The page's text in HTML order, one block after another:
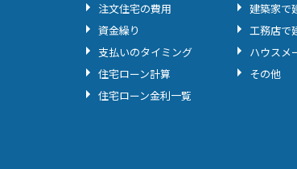
注文住宅の費用
資金繰り
支払いのタイミング
住宅ローン計算
住宅ローン金利一覧
建築家で
工務店で
ハウスメ
その他